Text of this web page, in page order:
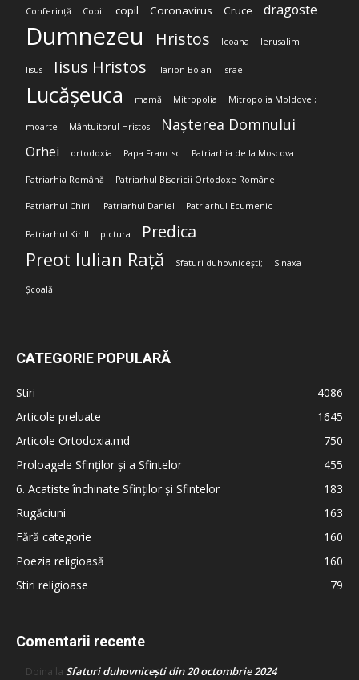
Conferință Copii copil Coronavirus Cruce dragoste
Dumnezeu Hristos Icoana Ierusalim
Iisus Iisus Hristos Ilarion Boian Israel
Lucășeuca mamă Mitropolia Mitropolia Moldovei;
moarte Mântuitorul Hristos Nașterea Domnului
Orhei ortodoxia Papa Francisc Patriarhia de la Moscova
Patriarhia Română Patriarhul Bisericii Ortodoxe Române
Patriarhul Chiril Patriarhul Daniel Patriarhul Ecumenic
Patriarhul Kirill pictura Predica
Preot Iulian Rață Sfaturi duhovnicești; Sinaxa
Școală
CATEGORIE POPULARĂ
Stiri
4086
Articole preluate
1645
Articole Ortodoxia.md
750
Proloagele Sfinților și a Sfintelor
455
6. Acatiste închinate Sfinților și Sfintelor
183
Rugăciuni
163
Fără categorie
160
Poezia religioasă
160
Stiri religioase
79
Comentarii recente
Doina la Sfaturi duhovnicești din 20 octombrie 2024